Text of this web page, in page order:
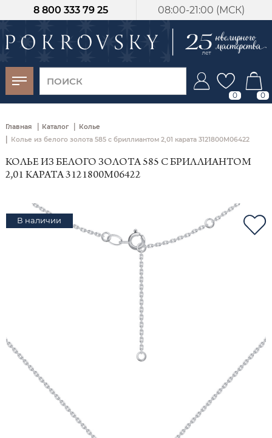
08:00-21:00 (МСК)
8 800 333 79 25
0 0
Главная | Каталог | Колье
| Колье из белого золота 585 с бриллиантом 2,01 карата 3121800М06422
КОЛЬЕ ИЗ БЕЛОГО ЗОЛОТА 585 С БРИЛЛИАНТОМ
2,01 КАРАТА 3121800М06422
В наличии
-30%
от 15 дней с
момента оплаты